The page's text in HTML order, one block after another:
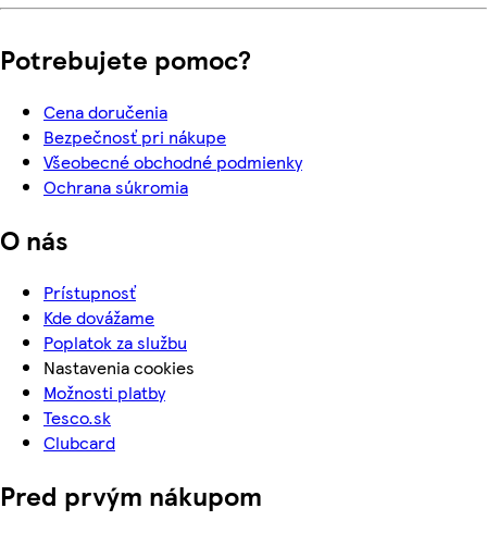
Potrebujete pomoc?
Cena doručenia
Bezpečnosť pri nákupe
Všeobecné obchodné podmienky
Ochrana súkromia
O nás
Prístupnosť
Kde dovážame
Poplatok za službu
Nastavenia cookies
Možnosti platby
Tesco.sk
Clubcard
Pred prvým nákupom